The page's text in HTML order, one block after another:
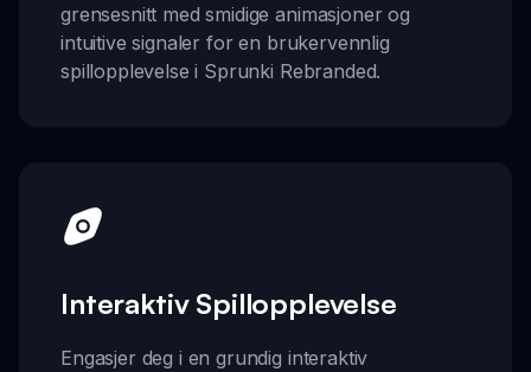
grensesnitt med smidige animasjoner og
intuitive signaler for en brukervennlig
spillopplevelse i Sprunki Rebranded.
Interaktiv Spillopplevelse
Engasjer deg i en grundig interaktiv